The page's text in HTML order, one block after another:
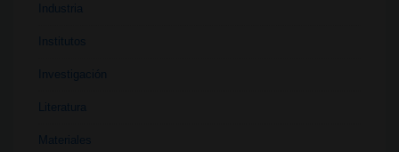
Industria
Institutos
Investigación
Literatura
Materiales